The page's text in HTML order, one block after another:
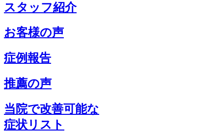
スタッフ紹介
お客様の声
症例報告
推薦の声
当院で改善可能な
症状リスト